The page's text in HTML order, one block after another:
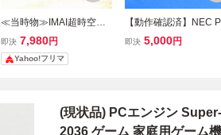
≪当時物≫IMAI超時空要
塞マクロス1/200プラモデ
ルデストロイドモンスタ
ー 組立塗装済(陸軍迷彩仕
即決 7,980円
Yahoo!フリマ
【動作確認済】NEC
エンジン アベニューパ
即決 5,000円
(現状品) PCエンジン
2036 ゲーム 家庭用ゲーム